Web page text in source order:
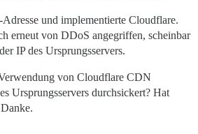
und implementierte Cloudflare.
erneut von DDoS angegriffen, scheinbar
IP des Ursprungsservers.
von Cloudflare CDN
Ursprungsservers durchsickert? Hat